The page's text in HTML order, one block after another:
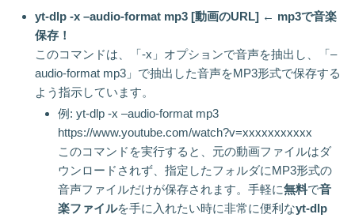
yt-dlp -x –audio-format mp3 [動画のURL] ← mp3で音楽
保存！
このコマンドは、「-x」オプションで音声を抽出し、「–
audio-format mp3」で抽出した音声をMP3形式で保存する
よう指示しています。
例: yt-dlp -x –audio-format mp3
https://www.youtube.com/watch?v=xxxxxxxxxxx
このコマンドを実行すると、元の動画ファイルはダ
ウンロードされず、指定したフォルダにMP3形式の
音声ファイルだけが保存されます。手軽に無料で音
楽ファイルを手に入れたい時に非常に便利なyt-dlp